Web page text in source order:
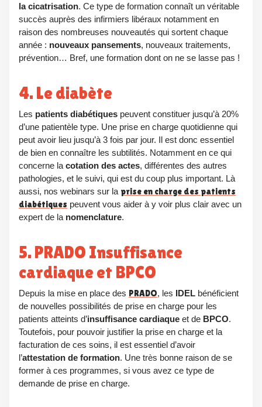
la cicatrisation. Ce type de formation connaît un véritable
succès auprès des infirmiers libéraux notamment en
raison des nombreuses nouveautés qui sortent chaque
année : nouveaux pansements, nouveaux traitements,
prévention… Bref, une formation dont on ne se lasse pas !
4. Le diabète
Les patients diabétiques peuvent constituer jusqu’à 20%
d’une patientèle type. Une prise en charge quotidienne qui
peut avoir lieu jusqu’à 3 fois par jour. Il est donc essentiel
de bien en connaître les subtilités. Notamment en ce qui
concerne la cotation des actes, différentes des autres
pathologies, et le suivi, qui est du coup plus important. Là
aussi, nos webinars sur la prise en charge des patients
diabétiques peuvent vous aider à y voir plus clair avec un
expert de la nomenclature.
5. PRADO Insuffisance
cardiaque et BPCO
Depuis la mise en place des PRADO, les IDEL bénéficient
de nouvelles possibilités de prise en charge pour les
patients atteints d’insuffisance cardiaque et de BPCO.
Toutefois, pour pouvoir justifier la prise en charge et la
facturation de ces soins, il est essentiel d’avoir
l’attestation de formation. Une très bonne raison de se
former à ces programmes, si vous avez ce type de
demande de prise en charge.